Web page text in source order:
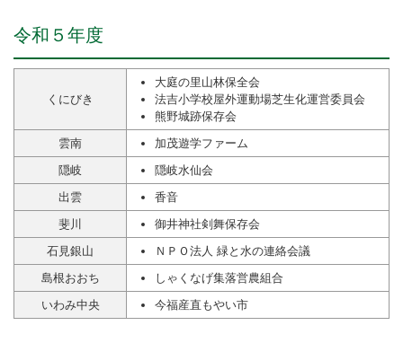
令和５年度
くにびき
大庭の里山林保全会
法吉小学校屋外運動場芝生化運営委員会
熊野城跡保存会
雲南
加茂遊学ファーム
隠岐
隠岐水仙会
出雲
香音
斐川
御井神社剣舞保存会
石見銀山
ＮＰＯ法人 緑と水の連絡会議
島根おおち
しゃくなげ集落営農組合
いわみ中央
今福産直もやい市